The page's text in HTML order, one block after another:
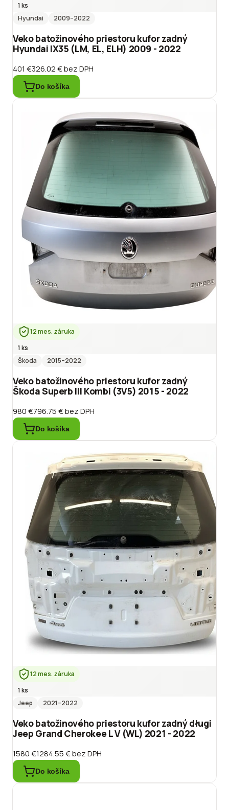
1 ks
Hyundai
2009–2022
Veko batožinového priestoru kufor zadný
Hyundai IX35 (LM, EL, ELH) 2009 - 2022
401 €326.02 €bez DPH
Do košíka
12 mes. záruka
1 ks
Škoda
2015–2022
Veko batožinového priestoru kufor zadný
Škoda Superb III Kombi (3V5) 2015 - 2022
980 €796.75 €bez DPH
Do košíka
12 mes. záruka
1 ks
Jeep
2021–2022
Veko batožinového priestoru kufor zadný długi
Jeep Grand Cherokee L V (WL) 2021 - 2022
1580 €1284.55 €bez DPH
Do košíka